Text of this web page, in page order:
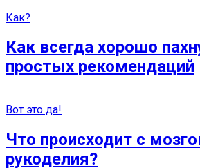
Как?
Как всегда хорошо
простых рекомендаций
Вот это да!
Что происходит с
рукоделия?